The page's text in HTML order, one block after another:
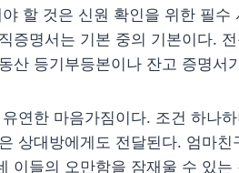
할 것은 신원 확인을 위한 필
증명서는 기본 중의 기본이다.
산 등기부등본이나 잔고 증명서
연한 마음가짐이다. 조건 하나
상대방에게도 전달된다. 엄마
이들의 오만함을 잠재울 수 있